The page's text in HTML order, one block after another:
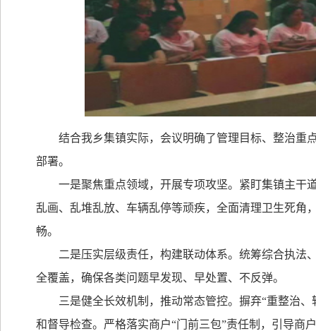
结合我乡集镇实际，会议明确了管理目标、整治重
部署。
一是聚焦重点领域，开展专项攻坚。紧盯集镇主干
乱画、乱堆乱放、车辆乱停等顽疾，全面清理卫生死角
畅。
二是压实层级责任，构建联动体系。统筹综合执法
全覆盖，确保各类问题早发现、早处置、不反弹。
三是健全长效机制，推动常态管控。摒弃“重整治
和督导检查。严格落实商户“门前三包”责任制，引导商